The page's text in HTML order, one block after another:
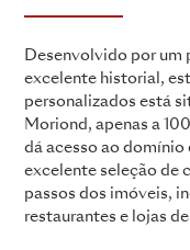
Desenvolvido por
excelente historial,
personalizados está
Moriond, apenas a
dá acesso ao domínio
excelente seleção de
passos dos imóveis,
restaurantes e lojas